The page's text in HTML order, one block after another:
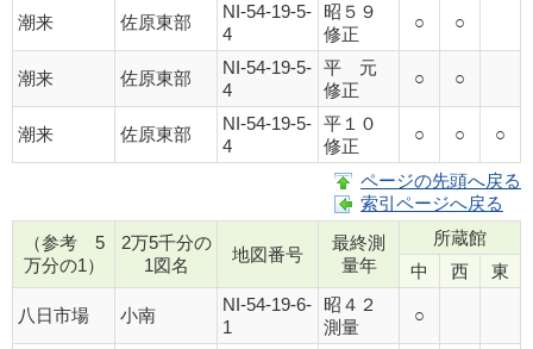
潮来 佐原東部
NI-54-19-5-
4
昭５９
修正
○ ○
潮来 佐原東部
NI-54-19-5-
4
平 元
修正
○ ○
潮来 佐原東部
NI-54-19-5-
4
平１０
修正
○ ○ ○
ページの先頭へ戻る
索引ページへ戻る
（参考 5
万分の1）
2万5千分の
1図名
地図番号
最終測
量年
所蔵館
中
西 東
八日市場 小南
NI-54-19-6-
1
昭４２
測量
○